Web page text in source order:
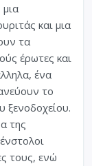
και μια
τα
έρωτες και
ένα
το
ξενοδοχείου.
της
τους, ενώ